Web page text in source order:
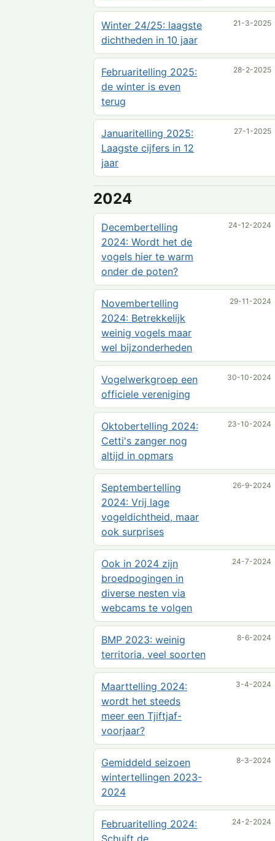
Winter 24/25: laagste
dichtheden in 10 jaar
21-3-2025
Februaritelling 2025:
de winter is even
terug
28-2-2025
Januaritelling 2025:
Laagste cijfers in 12
jaar
27-1-2025
2024
Decembertelling
2024: Wordt het de
vogels hier te warm
onder de poten?
24-12-2024
Novembertelling
2024: Betrekkelijk
weinig vogels maar
wel bijzonderheden
29-11-2024
Vogelwerkgroep een
officiele vereniging
30-10-2024
Oktobertelling 2024:
Cetti's zanger nog
altijd in opmars
23-10-2024
Septembertelling
2024: Vrij lage
vogeldichtheid, maar
ook surprises
26-9-2024
Ook in 2024 zijn
broedpogingen in
diverse nesten via
webcams te volgen
24-7-2024
BMP 2023: weinig
territoria, veel soorten
8-6-2024
Maarttelling 2024:
wordt het steeds
meer een Tjiftjaf-
voorjaar?
3-4-2024
Gemiddeld seizoen
wintertellingen 2023-
2024
8-3-2024
Februaritelling 2024:
Schuift de
24-2-2024